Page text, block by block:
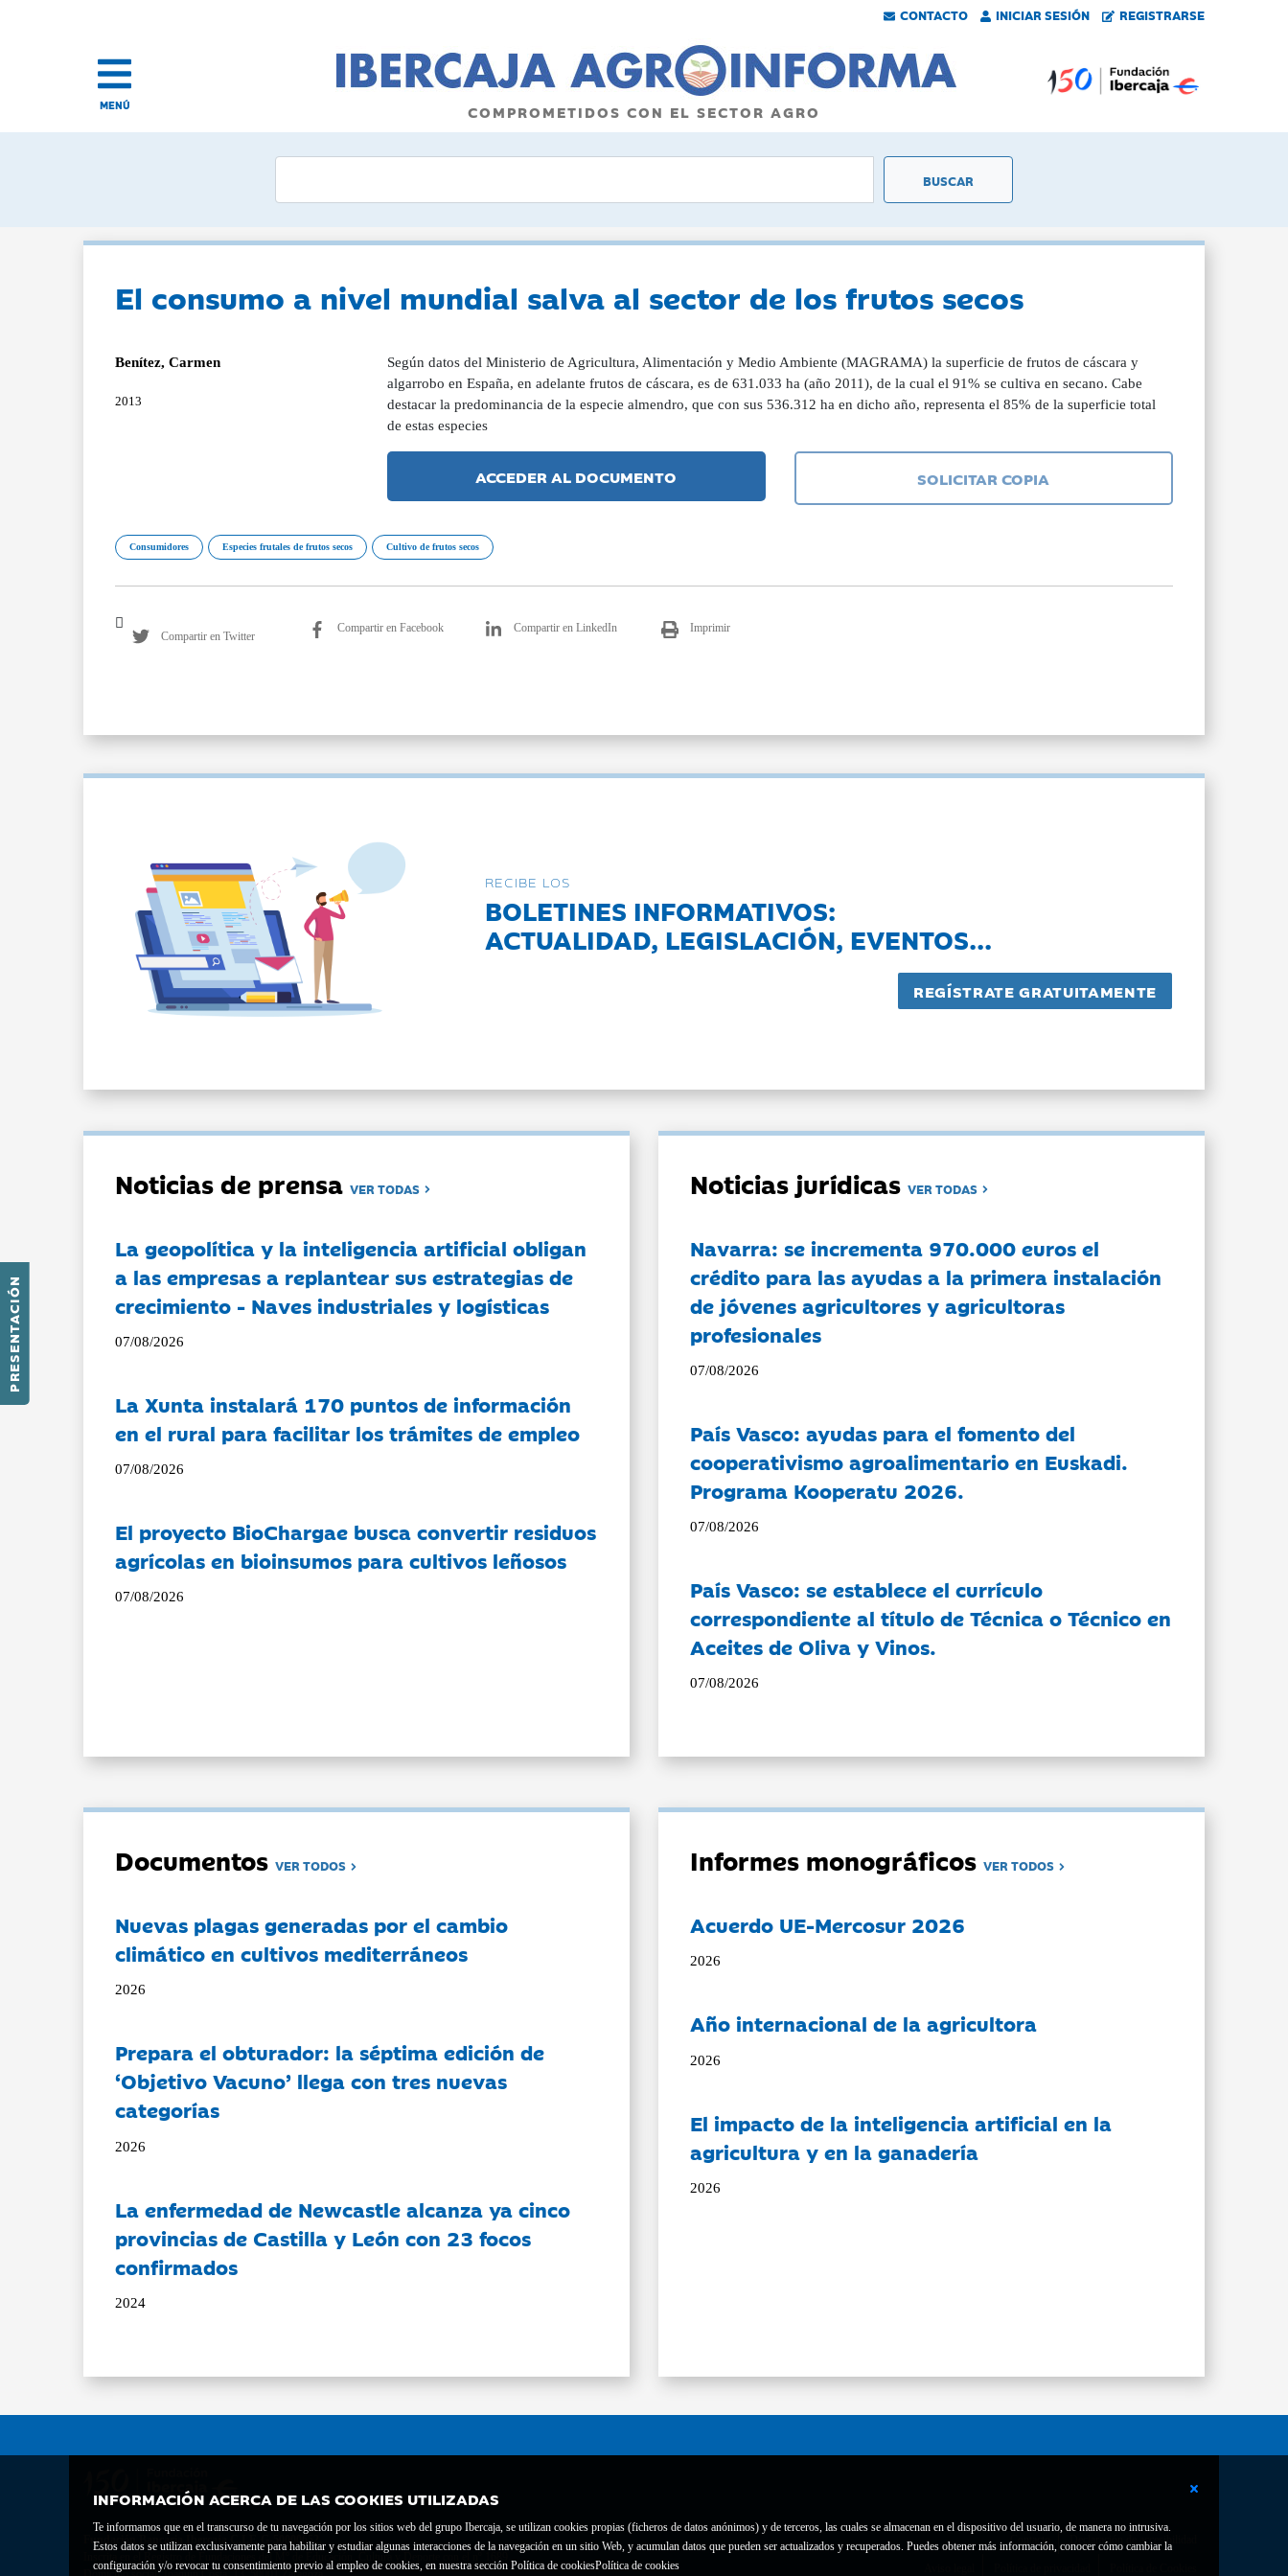
CONTACTO INICIAR SESIÓN REGISTRARSE
PRESENTACIÓN
MENÚ COMPROMETIDOS CON EL SECTOR AGRO
INFORMACIÓN ACERCA DE LAS COOKIES UTILIZADAS
Te informamos que en el transcurso de tu navegación por los sitios web del grupo Ibercaja, se utilizan cookies propias (ficheros de datos anónimos) y de terceros, las cuales se almacenan en el dispositivo del usuario, de manera no intrusiva.
Estos datos se utilizan exclusivamente para habilitar y estudiar algunas interacciones de la navegación en un sitio Web, y acumulan datos que pueden ser actualizados y recuperados. Puedes obtener más información, conocer cómo cambiar la
configuración y/o revocar tu consentimiento previo al empleo de cookies, en nuestra sección Política de cookiesPolítica de cookies
El consumo a nivel mundial salva al sector de los frutos secos
Benítez, Carmen
2013
Según datos del Ministerio de Agricultura, Alimentación y Medio Ambiente (MAGRAMA) la superficie de frutos de cáscara y
algarrobo en España, en adelante frutos de cáscara, es de 631.033 ha (año 2011), de la cual el 91% se cultiva en secano. Cabe
destacar la predominancia de la especie almendro, que con sus 536.312 ha en dicho año, representa el 85% de la superficie total
de estas especies
ACCEDER AL DOCUMENTO SOLICITAR COPIA
Consumidores Especies frutales de frutos secos Cultivo de frutos secos
Compartir en Twitter
Compartir en Facebook Compartir en LinkedIn Imprimir
RECIBE LOS
BOLETINES INFORMATIVOS:
ACTUALIDAD, LEGISLACIÓN, EVENTOS...
Noticias de prensaVER TODAS
La geopolítica y la inteligencia artificial obligan
a las empresas a replantear sus estrategias de
crecimiento - Naves industriales y logísticas
07/08/2026
La Xunta instalará 170 puntos de información
en el rural para facilitar los trámites de empleo
07/08/2026
El proyecto BioChargae busca convertir residuos
agrícolas en bioinsumos para cultivos leñosos
07/08/2026
Noticias jurídicasVER TODAS
Navarra: se incrementa 970.000 euros el
crédito para las ayudas a la primera instalación
de jóvenes agricultores y agricultoras
profesionales
07/08/2026
País Vasco: ayudas para el fomento del
cooperativismo agroalimentario en Euskadi.
Programa Kooperatu 2026.
07/08/2026
País Vasco: se establece el currículo
correspondiente al título de Técnica o Técnico en
Aceites de Oliva y Vinos.
07/08/2026
DocumentosVER TODOS
Nuevas plagas generadas por el cambio
climático en cultivos mediterráneos
2026
Prepara el obturador: la séptima edición de
‘Objetivo Vacuno’ llega con tres nuevas
categorías
2026
La enfermedad de Newcastle alcanza ya cinco
provincias de Castilla y León con 23 focos
confirmados
2024
Informes monográficosVER TODOS
Acuerdo UE-Mercosur 2026
2026
Año internacional de la agricultora
2026
El impacto de la inteligencia artificial en la
agricultura y en la ganadería
2026
Fundación Bancaria Ibercaja C.I.F. G-50000652.
Inscrita en el Registro de Fundaciones del Mº de Educación, Cultura y Deporte con el nº 1689.
Contacto Declaración de accesibilidad